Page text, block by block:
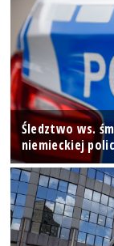
Śledztwo ws.
niemieckiej